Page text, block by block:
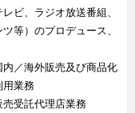
ビ、ラジオ放送番組、
等）のプロデュース、
／海外販売及び商品化
用業務
売受託代理店業務